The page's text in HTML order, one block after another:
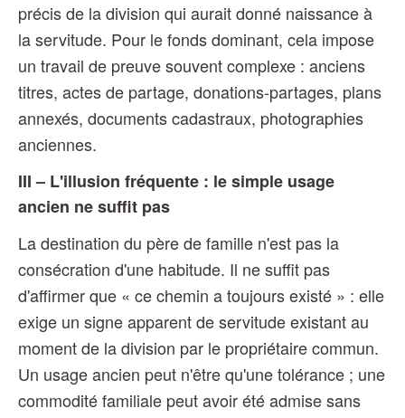
précis de la division qui aurait donné naissance à
la servitude. Pour le fonds dominant, cela impose
un travail de preuve souvent complexe : anciens
titres, actes de partage, donations-partages, plans
annexés, documents cadastraux, photographies
anciennes.
III – L'illusion fréquente : le simple usage
ancien ne suffit pas
La destination du père de famille n'est pas la
consécration d'une habitude. Il ne suffit pas
d'affirmer que « ce chemin a toujours existé » : elle
exige un signe apparent de servitude existant au
moment de la division par le propriétaire commun.
Un usage ancien peut n'être qu'une tolérance ; une
commodité familiale peut avoir été admise sans